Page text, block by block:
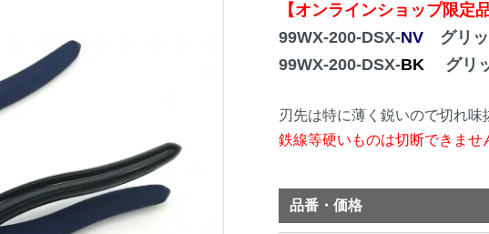
【オンラインショップ限定
99WX-200-DSX-NV グリッ
99WX-200-DSX-BK グリ
刃先は特に薄く鋭いので切れ味
鉄線等硬いものは切断できませ
品番・価格